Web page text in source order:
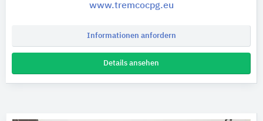
www.tremcocpg.eu
Informationen anfordern
Details ansehen